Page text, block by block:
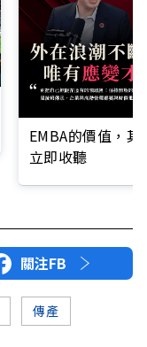
EMBA的價值，
立即收聽
關注FB
傳產